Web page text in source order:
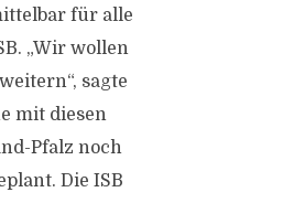
für alle
„Wir wollen
sagte
mit diesen
Pfalz noch
Die ISB